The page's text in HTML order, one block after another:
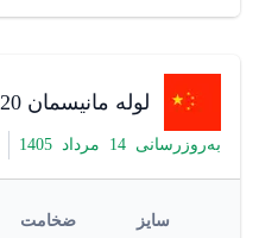
لوله مانیسمان 20
به‌روزرسانی 14 مرداد 1405
سایز ضخامت